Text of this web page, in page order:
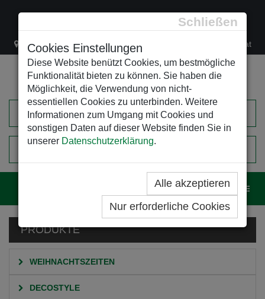
Schließen
Cookies Einstellungen
Diese Website benützt Cookies, um bestmögliche
Funktionalität bieten zu können. Sie haben die
Möglichkeit, die Verwendung von nicht-
essentiellen Cookies zu unterbinden. Weitere
Informationen zum Umgang mit Cookies und
sonstigen Daten auf dieser Website finden Sie in
unserer Datenschutzerklärung.
Alle akzeptieren
Nur erforderliche Cookies
Lacknergasse 78 +43/1/470 37 00 office@leso.at
EINKAUFSWAGEN
PRODUKTE
WEIHNACHTSZEITEN
DECOSTYLE